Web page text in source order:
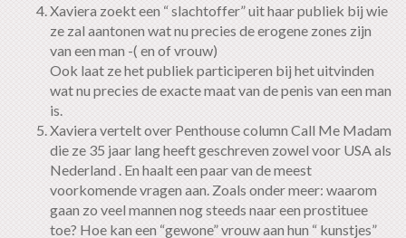
Xaviera zoekt een “ slachtoffer” uit haar publiek bij wie
ze zal aantonen wat nu precies de erogene zones zijn
van een man -( en of vrouw)
Ook laat ze het publiek participeren bij het uitvinden
wat nu precies de exacte maat van de penis van een man
is.
Xaviera vertelt over Penthouse column Call Me Madam
die ze 35 jaar lang heeft geschreven zowel voor USA als
Nederland . En haalt een paar van de meest
voorkomende vragen aan. Zoals onder meer: waarom
gaan zo veel mannen nog steeds naar een prostituee
toe? Hoe kan een “gewone” vrouw aan hun “ kunstjes”